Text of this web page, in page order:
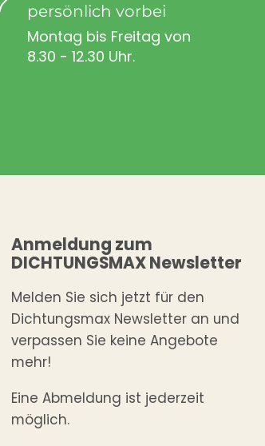
persönlich vorbei
Montag bis Freitag von
8.30 - 12.30 Uhr.
Anmeldung zum
DICHTUNGSMAX Newsletter
Melden Sie sich jetzt für den
Dichtungsmax Newsletter an und
verpassen Sie keine Angebote
mehr!
Eine Abmeldung ist jederzeit
möglich.